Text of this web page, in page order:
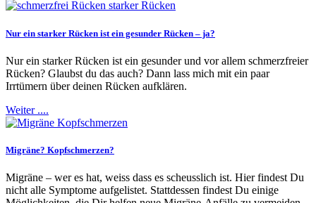
Nur ein starker Rücken ist ein gesunder Rücken – ja?
Nur ein starker Rücken ist ein gesunder und vor allem schmerzfreier
Rücken? Glaubst du das auch? Dann lass mich mit ein paar
Irrtümern über deinen Rücken aufklären.
Weiter ....
Migräne? Kopfschmerzen?
Migräne – wer es hat, weiss dass es scheusslich ist. Hier findest Du
nicht alle Symptome aufgelistet. Stattdessen findest Du einige